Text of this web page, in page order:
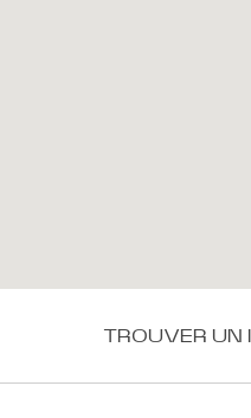
TROUVER UN